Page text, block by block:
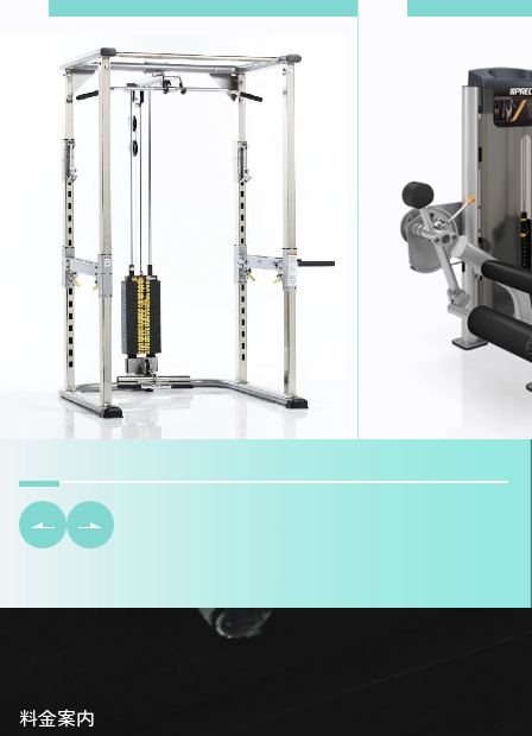
料金案内